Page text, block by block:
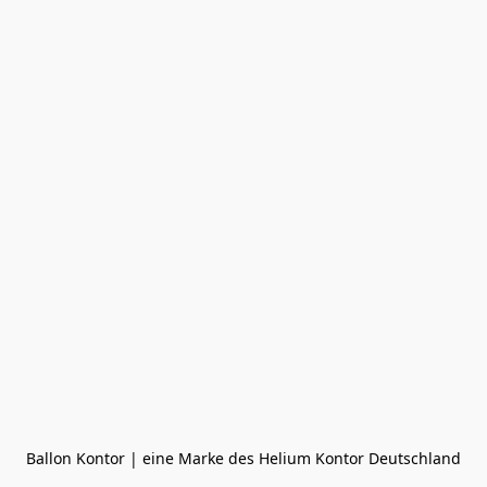
Ballon Kontor | eine Marke des Helium Kontor Deutschland